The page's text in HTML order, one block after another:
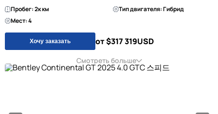
Пробег: 2к км
Тип двигателя: Гибрид
Мест: 4
Хочу заказать от $317 319USD
Смотреть больше